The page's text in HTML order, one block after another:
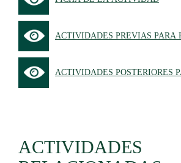
ACTIVIDADES PREVIAS PARA
ACTIVIDADES POSTERIORES
ACTIVIDADES